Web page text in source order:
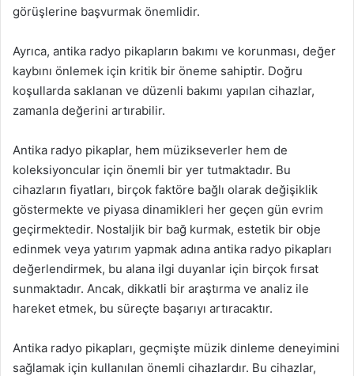
görüşlerine başvurmak önemlidir.
Ayrıca, antika radyo pikapların bakımı ve korunması, değer
kaybını önlemek için kritik bir öneme sahiptir. Doğru
koşullarda saklanan ve düzenli bakımı yapılan cihazlar,
zamanla değerini artırabilir.
Antika radyo pikaplar, hem müzikseverler hem de
koleksiyoncular için önemli bir yer tutmaktadır. Bu
cihazların fiyatları, birçok faktöre bağlı olarak değişiklik
göstermekte ve piyasa dinamikleri her geçen gün evrim
geçirmektedir. Nostaljik bir bağ kurmak, estetik bir obje
edinmek veya yatırım yapmak adına antika radyo pikapları
değerlendirmek, bu alana ilgi duyanlar için birçok fırsat
sunmaktadır. Ancak, dikkatli bir araştırma ve analiz ile
hareket etmek, bu süreçte başarıyı artıracaktır.
Antika radyo pikapları, geçmişte müzik dinleme deneyimini
sağlamak için kullanılan önemli cihazlardır. Bu cihazlar,